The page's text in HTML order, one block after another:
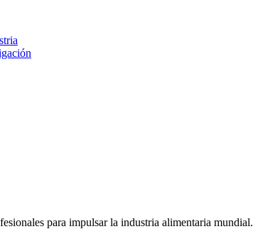
para impulsar la industria alimentaria mundial.